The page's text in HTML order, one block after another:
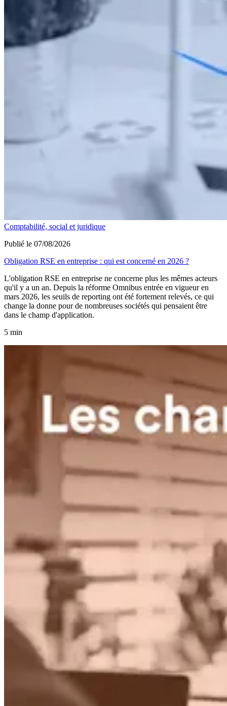
Comptabilité, social et juridique
Publié le 07/08/2026
Obligation RSE en entreprise : qui est concerné en 2026 ?
L'obligation RSE en entreprise ne concerne plus les mêmes acteurs
qu'il y a un an. Depuis la réforme Omnibus entrée en vigueur en
mars 2026, les seuils de reporting ont été fortement relevés, ce qui
change la donne pour de nombreuses sociétés qui pensaient être
dans le champ d'application.
5 min